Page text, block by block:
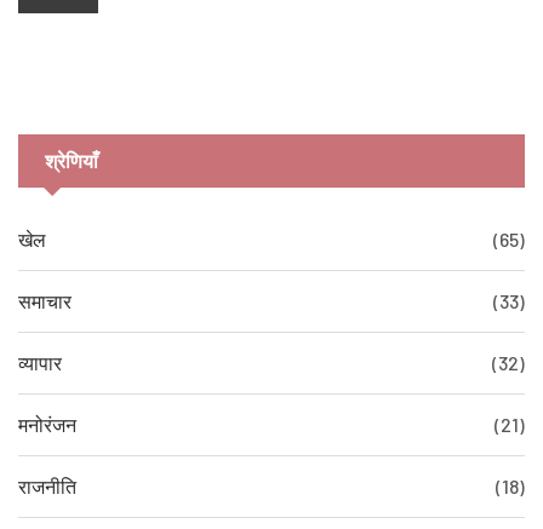
श्रेणियाँ
खेल (65)
समाचार (33)
व्यापार (32)
मनोरंजन (21)
राजनीति (18)